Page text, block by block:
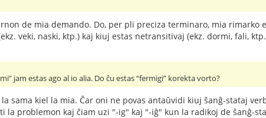
de mia demando. Do, per pli preciza terminaro, mia rimarko
veki, naski, ktp.) kaj kiuj estas netransitivaj (ekz. dormi, fali,
jam estas ago al io alia. Do ĉu estas “fermigi” korekta vorto?
sama kiel la mia. Ĉar oni ne povas antaŭvidi kiuj ŝanĝ-stataj
la problemon kaj ĉiam uzi "-ig" kaj "-iĝ" kun la radikoj de ŝanĝ-